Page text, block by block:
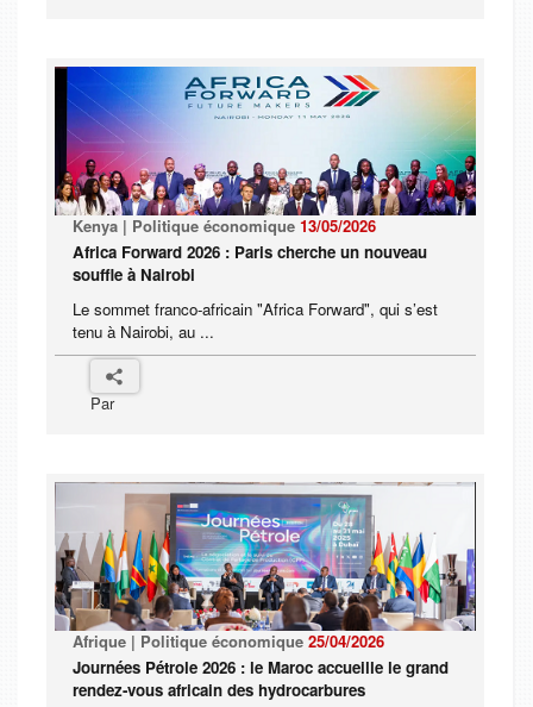
Kenya | Politique économique 13/05/2026
Africa Forward 2026 : Paris cherche un nouveau
souffle à Nairobi
Le sommet franco-africain "Africa Forward", qui s’est
tenu à Nairobi, au ...
Par
Afrique | Politique économique 25/04/2026
Journées Pétrole 2026 : le Maroc accueille le grand
rendez-vous africain des hydrocarbures